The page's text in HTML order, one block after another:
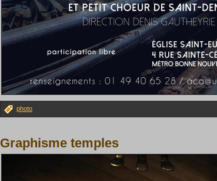
photo
Graphisme temples